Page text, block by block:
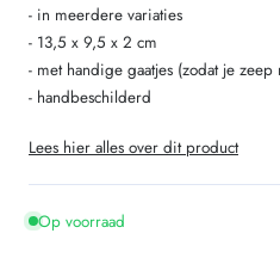
- in meerdere variaties
- 13,5 x 9,5 x 2 cm
- met handige gaatjes (zodat je
- handbeschilderd
Lees hier alles over dit product
Op voorraad